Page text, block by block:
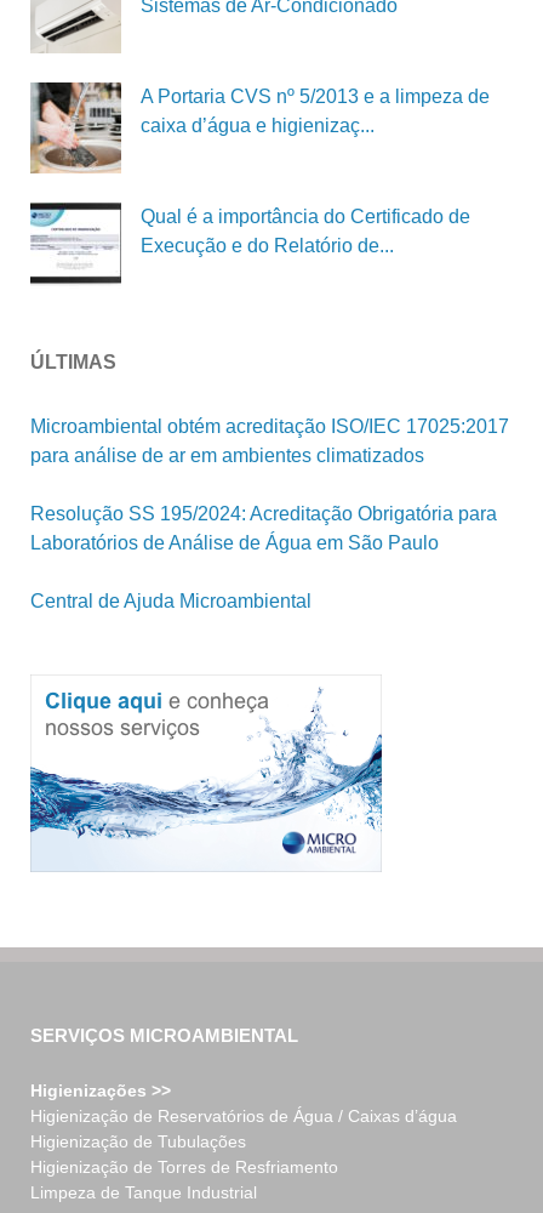
Sistemas de Ar-Condicionado
A Portaria CVS nº 5/2013 e a limpeza de
caixa d’água e higienizaç...
Qual é a importância do Certificado de
Execução e do Relatório de...
ÚLTIMAS
Microambiental obtém acreditação ISO/IEC 17025:2017
para análise de ar em ambientes climatizados
Resolução SS 195/2024: Acreditação Obrigatória para
Laboratórios de Análise de Água em São Paulo
Central de Ajuda Microambiental
SERVIÇOS MICROAMBIENTAL
Higienizações >>
Higienização de Reservatórios de Água / Caixas d’água
Higienização de Tubulações
Higienização de Torres de Resfriamento
Limpeza de Tanque Industrial